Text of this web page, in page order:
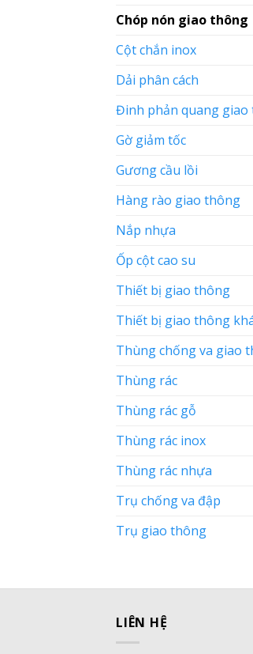
Chóp nón giao thông
Cột chắn inox
Dải phân cách
Đinh phản quang giao
Gờ giảm tốc
Gương cầu lồi
Hàng rào giao thông
Nắp nhựa
Ốp cột cao su
Thiết bị giao thông
Thiết bị giao thông
Thùng chống va giao
Thùng rác
Thùng rác gỗ
Thùng rác inox
Thùng rác nhựa
Trụ chống va đập
Trụ giao thông
LIÊN HỆ